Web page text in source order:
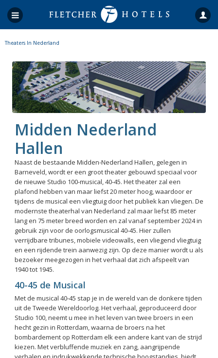
Theaters In Nederland
Midden Nederland
Hallen
Naast de bestaande Midden-Nederland Hallen, gelegen in
Barneveld, wordt er een groot theater gebouwd speciaal voor
de nieuwe Studio 100-musical, 40-45. Het theater zal een
plafond hebben van maar liefst 20 meter hoog, waardoor er
tijdens de musical een vliegtuig door het publiek kan vliegen. De
modernste theaterhal van Nederland zal maar liefst 85 meter
lang en 75 meter breed worden en zal vanaf september 2024 in
gebruik zijn voor de oorlogsmusical 40-45. Hier zullen
verrijdbare tribunes, mobiele videowalls, een vliegend vliegtuig
en een rijdende trein aanwezig zijn. Op deze manier wordt u als
bezoeker meegezogen in het verhaal dat zich afspeelt van
1940 tot 1945.
40-45 de Musical
Met de musical 40-45 stap je in de wereld van de donkere tijden
uit de Tweede Wereldoorlog. Het verhaal, geproduceerd door
Studio 100, neemt u mee in het leven van twee broers in een
hecht gezin in Rotterdam, waarna de broers na het
bombardement op Rotterdam elk een andere kant van de strijd
kiezen. Met verbluffende muziek en zang, aangrijpende